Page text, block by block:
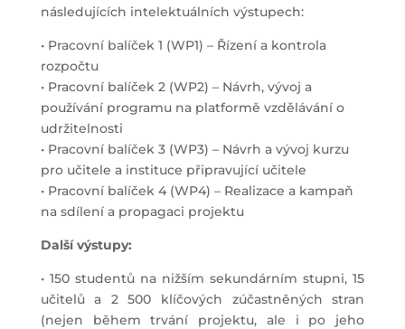
následujících intelektuálních výstupech:
• Pracovní balíček 1 (WP1) – Řízení a kontrola
rozpočtu
• Pracovní balíček 2 (WP2) – Návrh, vývoj a
používání programu na platformě vzdělávání o
udržitelnosti
• Pracovní balíček 3 (WP3) – Návrh a vývoj kurzu
pro učitele a instituce připravující učitele
• Pracovní balíček 4 (WP4) – Realizace a kampaň
na sdílení a propagaci projektu
Další výstupy:
• 150 studentů na nižším sekundárním stupni, 15
učitelů a 2 500 klíčových zúčastněných stran
(nejen během trvání projektu, ale i po jeho